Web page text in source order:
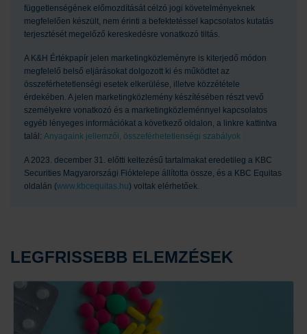
függetlenségének előmozdítását célzó jogi követelményeknek
megfelelően készült, nem érinti a befektetéssel kapcsolatos kutatás
terjesztését megelőző kereskedésre vonatkozó tiltás.
A K&H Értékpapír jelen marketingközleményre is kiterjedő módon
megfelelő belső eljárásokat dolgozott ki és működtet az
összeférhetetlenségi esetek elkerülése, illetve közzététele
érdekében. A jelen marketingközlemény készítésében részt vevő
személyekre vonatkozó és a marketingközleménnyel kapcsolatos
egyéb lényeges információkat a következő oldalon, a linkre kattintva
talál: Anyagaink jellemzői, összeférhetetlenségi szabályok
A 2023. december 31. előtti keltezésű tartalmakat eredetileg a KBC
Securities Magyarországi Fióktelepe állította össze, és a KBC Equitas
oldalán (www.kbcequitas.hu) voltak elérhetőek.
LEGFRISSEBB ELEMZÉSEK